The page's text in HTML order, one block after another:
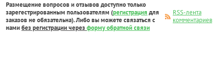
Размещение вопросов и отзывов доступно только
зарегестрированным пользователям (регистрация для
заказов не обязательна). Либо вы можете связаться с
намибез регистрации через форму обратной связи
RSS-лента
комментариев